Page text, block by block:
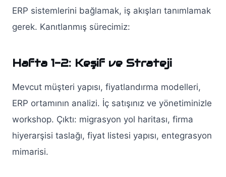
ERP sistemlerini bağlamak, iş akışları tanımlamak
gerek. Kanıtlanmış sürecimiz:
Hafta 1-2: Keşif ve Strateji
Mevcut müşteri yapısı, fiyatlandırma modelleri,
ERP ortamının analizi. İç satışınız ve yönetiminizle
workshop. Çıktı: migrasyon yol haritası, firma
hiyerarşisi taslağı, fiyat listesi yapısı, entegrasyon
mimarisi.